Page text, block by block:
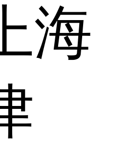
海